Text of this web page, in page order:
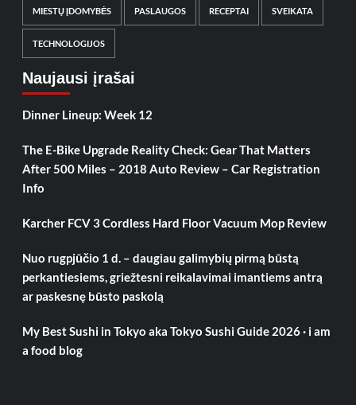
MIESTŲ ĮDOMYBĖS PASLAUGOS RECEPTAI SVEIKATA
TECHNOLOGIJOS
Naujausi įrašai
Dinner Lineup: Week 12
The E-Bike Upgrade Reality Check: Gear That Matters
After 500 Miles – 2018 Auto Review – Car Registration
Info
Karcher FCV 3 Cordless Hard Floor Vacuum Mop Review
Nuo rugpjūčio 1 d. – daugiau galimybių pirmą būstą
perkantiesiems, griežtesni reikalavimai imantiems antrą
ar paskesnę būsto paskolą
My Best Sushi in Tokyo aka Tokyo Sushi Guide 2026 · i am
a food blog